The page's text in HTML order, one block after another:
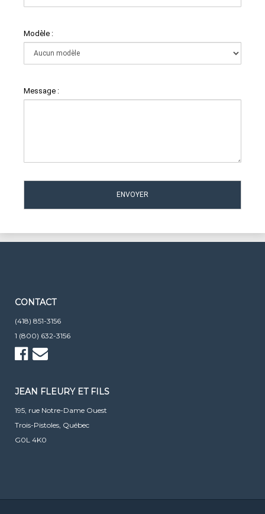
Modèle :
Message :
CONTACT
(418) 851-3156
1 (800) 632-3156
JEAN FLEURY ET FILS
195, rue Notre-Dame Ouest
Trois-Pistoles, Québec
G0L 4K0